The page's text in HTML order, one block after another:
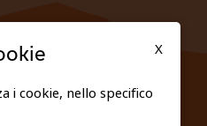
X
i cookie, nello specifico